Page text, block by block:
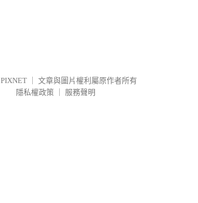
PIXNET
文章與圖片權利屬原作者所有
隱私權政策
服務聲明